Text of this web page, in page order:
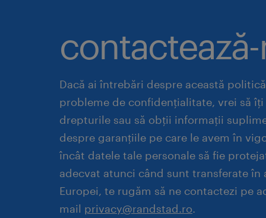
Dacă ai întrebări despre această
probleme de confidențialitate, vrei să îți
drepturile sau să obții informații
despre garanțiile pe care le avem în
încât datele tale personale să fie
adecvat atunci când sunt transferate în
Europei, te rugăm să ne contactezi pe
mail privacy@randstad.ro.